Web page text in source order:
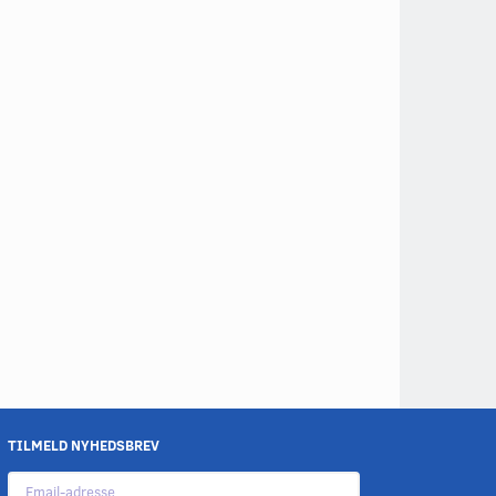
TILMELD NYHEDSBREV
Email-